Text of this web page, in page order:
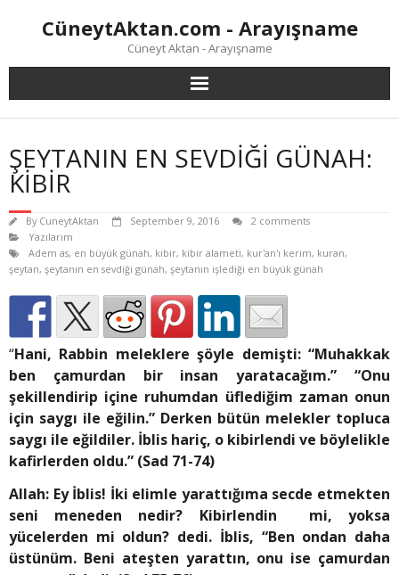
CüneytAktan.com - Arayışname
Cüneyt Aktan - Arayışname
ŞEYTANIN EN SEVDİĞİ GÜNAH:
KİBİR
By CuneytAktan September 9, 2016
2 comments
Yazılarım
Adem as, en büyük günah, kibir, kibir alameti, kur'an'ı kerim, kuran,
şeytan, şeytanın en sevdiği günah, şeytanın işlediği en büyük günah
“Hani, Rabbin meleklere şöyle demişti: “Muhakkak
ben çamurdan bir insan yaratacağım.” “Onu
şekillendirip içine ruhumdan üflediğim zaman onun
için saygı ile eğilin.” Derken bütün melekler topluca
saygı ile eğildiler. İblis hariç, o kibirlendi ve böylelikle
kafirlerden oldu.” (Sad 71-74)
Allah: Ey İblis! İki elimle yarattığıma secde etmekten
seni meneden nedir? Kibirlendin mi, yoksa
yücelerden mi oldun? dedi. İblis, “Ben ondan daha
üstünüm. Beni ateşten yarattın, onu ise çamurdan